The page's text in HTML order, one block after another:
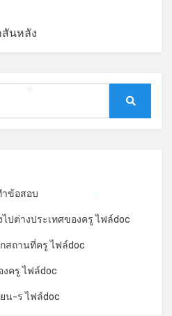
สันหลัง
ำข้อสอบ
ต่างประเทศของครู ไฟล์doc
ถานที่ครู ไฟล์doc
ครู ไฟล์doc
น-ร ไฟล์doc
*